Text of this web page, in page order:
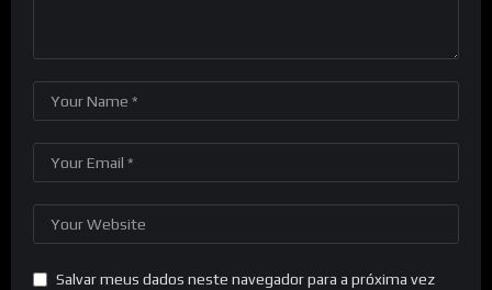
Salvar meus dados neste navegador para a próxima vez